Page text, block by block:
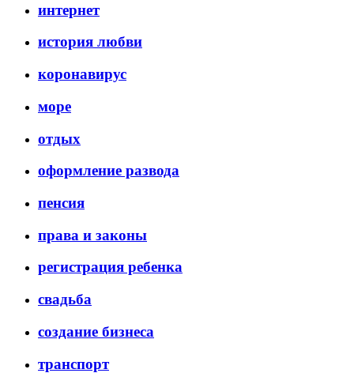
интернет
история любви
коронавирус
море
отдых
оформление развода
пенсия
права и законы
регистрация ребенка
свадьба
создание бизнеса
транспорт